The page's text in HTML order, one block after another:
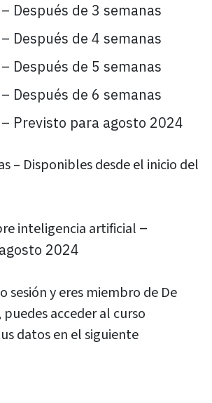
– Después de 3 semanas
– Después de 4 semanas
– Después de 5 semanas
– Después de 6 semanas
– Previsto para agosto 2024
– Disponibles desde el inicio del
inteligencia artificial –
2024
sesión y eres miembro de De
puedes acceder al curso
datos en el siguiente